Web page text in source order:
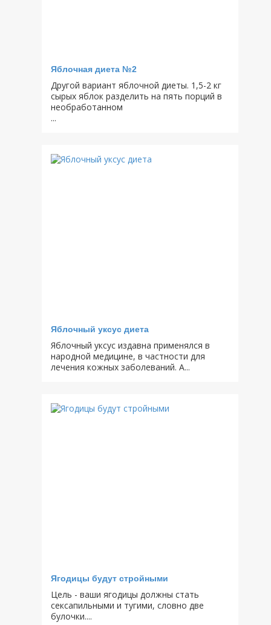
Яблочная диета №2
Другой вариант яблочной диеты. 1,5-2 кг
сырых яблок разделить на пять порций в
необработанном
...
Яблочный уксус диета
Яблочный уксус издавна применялся в
народной медицине, в частности для
лечения кожных заболеваний. А...
Ягодицы будут стройными
Цель - ваши ягодицы должны стать
сексапильными и тугими, словно две
булочки....